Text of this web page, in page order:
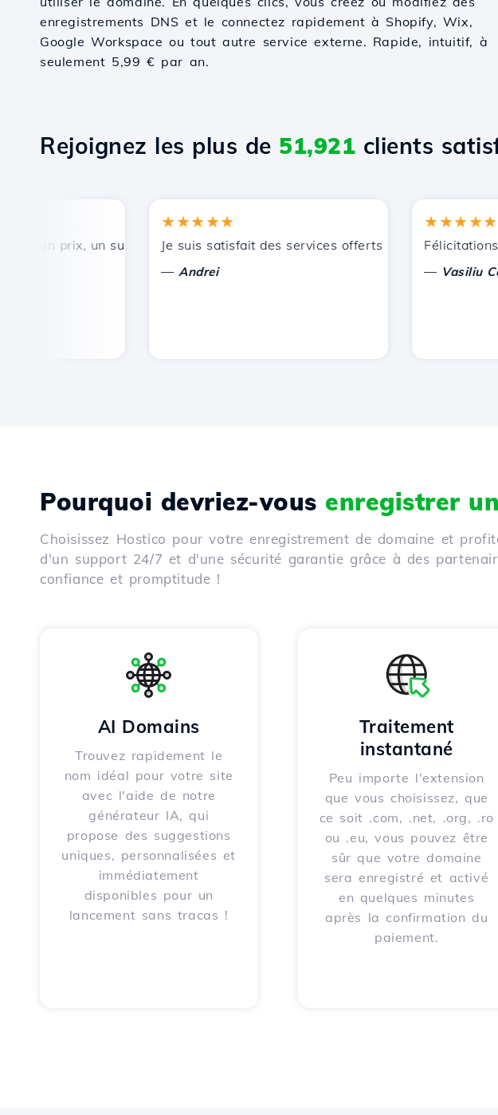
enregistrements DNS et le connectez rapidement à Shopify, Wix,
Google Workspace ou tout autre service externe. Rapide, intuitif, à
seulement 5,99 € par an.
Rejoignez les plus de 51,921 clients
prix, un support technique rapide et efficace.
★★★★★
Je suis satisfait des services offerts par Hostico. Je vous
Andrei
★★★★★
Félicitations et
Vasiliu
Pourquoi devriez-vous enregistrer
Choisissez Hostico pour votre enregistrement de domaine et
d'un support 24/7 et d'une sécurité garantie grâce à des
confiance et promptitude !
AI Domains
Trouvez rapidement le
nom idéal pour votre site
avec l'aide de notre
générateur IA, qui
propose des suggestions
uniques, personnalisées et
immédiatement
disponibles pour un
lancement sans tracas !
Traitement
instantané
Peu importe l'extension
que vous choisissez, que
ce soit .com, .net, .org, .ro
ou .eu, vous pouvez être
sûr que votre domaine
sera enregistré et activé
en quelques minutes
après la confirmation du
paiement.